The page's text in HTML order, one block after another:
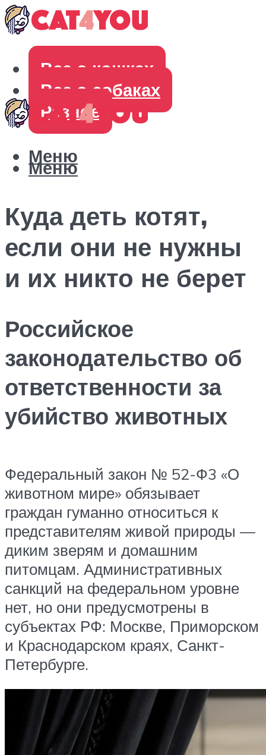
Все о кошках
Все о собаках
Разное
Меню
Меню
Куда деть котят,
если они не нужны
и их никто не берет
Российское
законодательство об
ответственности за
убийство животных
Федеральный закон № 52-Ф3 «О
животном мире» обязывает
граждан гуманно относиться к
представителям живой природы —
диким зверям и домашним
питомцам. Административных
санкций на федеральном уровне
нет, но они предусмотрены в
субъектах РФ: Москве, Приморском
и Краснодарском краях, Санкт-
Петербурге.